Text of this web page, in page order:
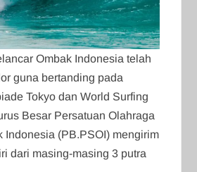
Ombak Indonesia telah
guna bertanding pada
Tokyo dan World Surfing
Besar Persatuan Olahraga
Indonesia (PB.PSOI) mengirim
dari masing-masing 3 putra